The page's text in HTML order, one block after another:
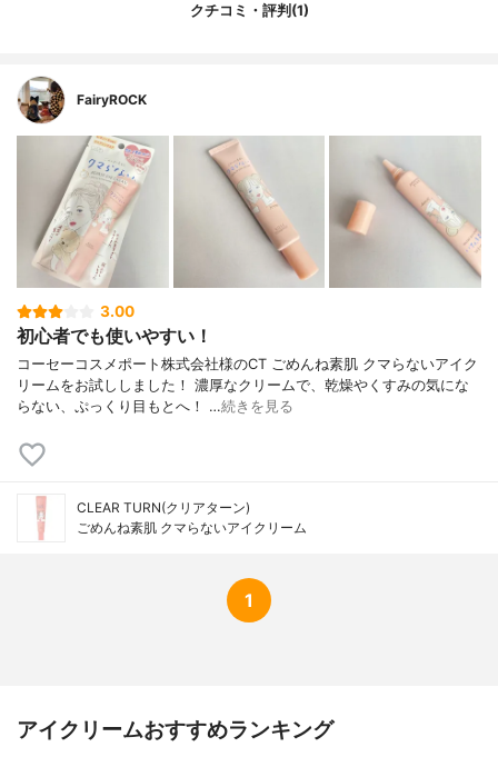
クチコミ・評判(1)
FairyROCK
3.00
初心者でも使いやすい！
コーセーコスメポート株式会社様のCT ごめんね素肌 クマらないアイク
リームをお試ししました！ 濃厚なクリームで、乾燥やくすみの気にな
らない、ぷっくり目もとへ！ …続きを見る
CLEAR TURN(クリアターン)
ごめんね素肌 クマらないアイクリーム
1
アイクリームおすすめランキング